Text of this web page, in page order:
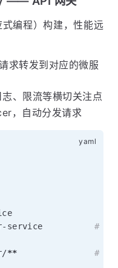
编程）构建，性能远
求转发到对应的微服
、限流等横切关注点
，自动分发请求
- service #
**
# 匹